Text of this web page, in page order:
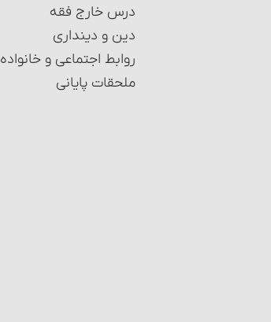
درس خارج فقه
دین و دینداری
روابط اجتماعی و خانواده
ملحقات پایانی